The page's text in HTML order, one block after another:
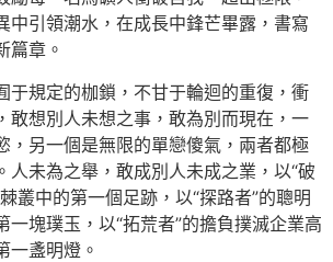
中引領潮水，在成長中鋒芒畢露，書寫
篇章。
于規定的枷鎖，不甘于輪迴的重復，衝
敢想別人未想之事，敢為別而現在，一
，另一個是無限的單戀傻氣，兩者都極
人未為之舉，敢成別人未成之業，以“破
叢中的第一個足跡，以“探路者”的聰明
一塊璞玉，以“拓荒者”的擔負撲滅企業高
一盞明燈。